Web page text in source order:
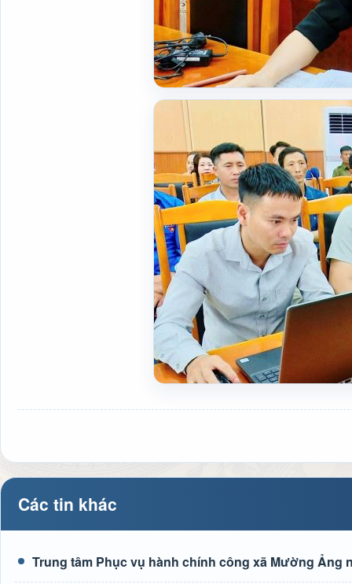
Các tin khác
Trung tâm Phục vụ hành chính công xã Mường Ảng